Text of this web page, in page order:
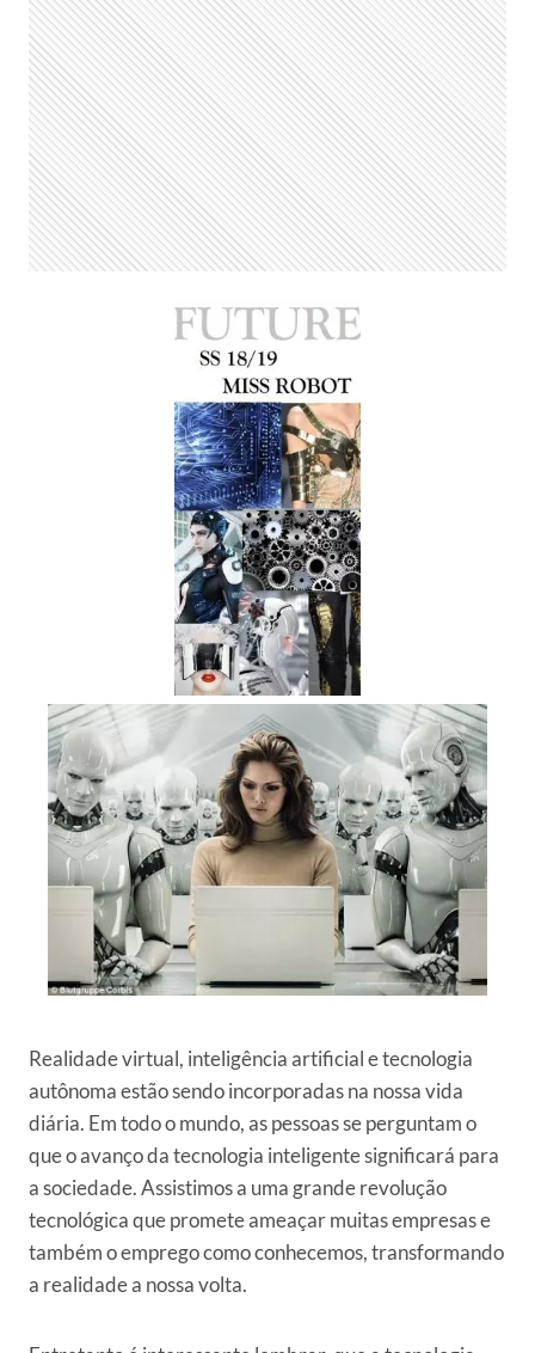
Realidade virtual, inteligência artificial e tecnologia
autônoma estão sendo incorporadas na nossa vida
diária. Em todo o mundo, as pessoas se perguntam o
que o avanço da tecnologia inteligente significará para
a sociedade. Assistimos a uma grande revolução
tecnológica que promete ameaçar muitas empresas e
também o emprego como conhecemos, transformando
a realidade a nossa volta.